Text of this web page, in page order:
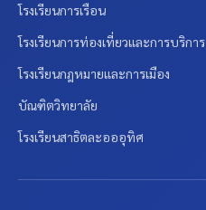
โรงเรียนการเรือน
โรงเรียนการท่องเที่ยวและการบริการ
โรงเรียนกฎหมายและการเมือง
บัณฑิตวิทยาลัย
โรงเรียนสาธิตละอออุทิศ